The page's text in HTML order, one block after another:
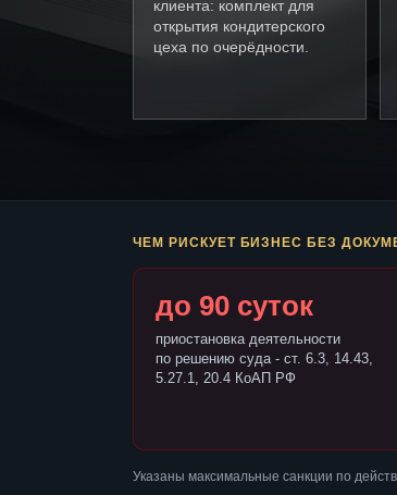
клиента: комплект для
открытия кондитерского
цеха по очерёдности.
ЧЕМ РИСКУЕТ БИЗНЕС БЕЗ
до 90 суток
приостановка деятельности
по решению суда - ст. 6.3, 14.43,
5.27.1, 20.4 КоАП РФ
Указаны максимальные санкции по